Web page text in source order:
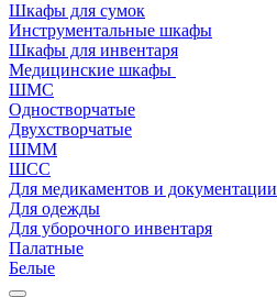
Шкафы для сумок
Инструментальные шкафы
Шкафы для инвентаря
Медицинские шкафы
ШМС
Одностворчатые
Двухстворчатые
ШММ
ШСС
Для медикаментов и документации
Для одежды
Для уборочного инвентаря
Палатные
Белые